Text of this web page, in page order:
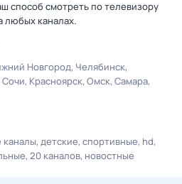
способ смотреть по телевизору
любых каналах.
Новгород Челябинск
Сочи Красноярск Омск Самара
каналы детские спортивные hd
20 каналов новостные